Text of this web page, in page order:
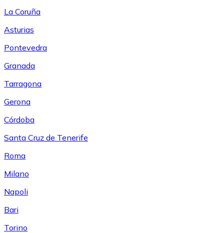
La Coruña
Asturias
Pontevedra
Granada
Tarragona
Gerona
Córdoba
Santa Cruz de Tenerife
Roma
Milano
Napoli
Bari
Torino